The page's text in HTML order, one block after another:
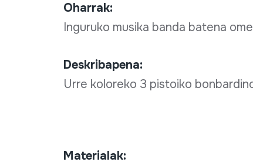
Oharrak:
Inguruko musika banda batena
Deskribapena:
Urre koloreko 3 pistoiko
Materialak: